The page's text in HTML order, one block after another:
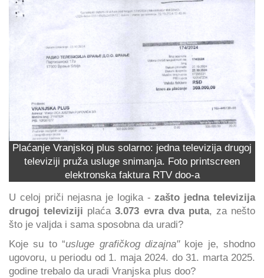
Plaćanje Vranjskoj plus solarno: jedna televizija drugoj
televiziji pruža usluge snimanja. Foto printscreen
elektronska faktura RTV doo-a
U celoj priči nejasna je logika -zašto jedna televizija
drugoj televiziji plaća 3.073 evra dva puta, za nešto
što je valjda i sama sposobna da uradi?
Koje su to “usluge grafičkog dizajna" koje je, shodno
ugovoru, u periodu od 1. maja 2024. do 31. marta 2025.
godine trebalo da uradi Vranjska plus doo?